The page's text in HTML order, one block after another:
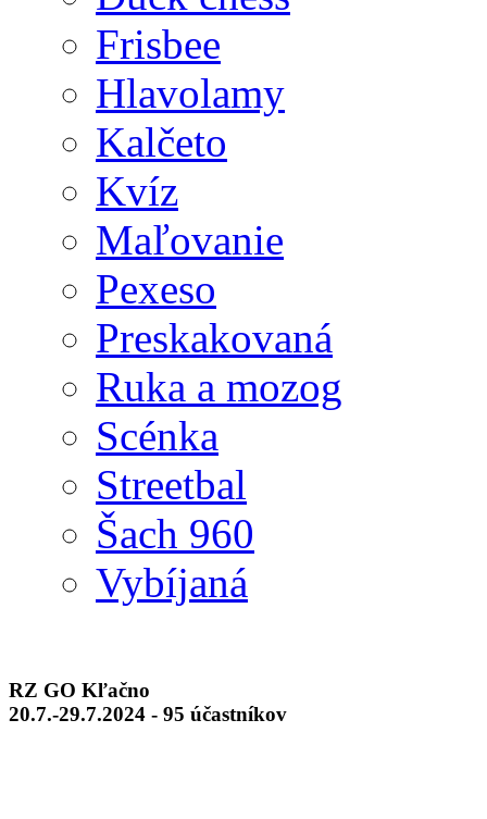
Frisbee
Hlavolamy
Kalčeto
Kvíz
Maľovanie
Pexeso
Preskakovaná
Ruka a mozog
Scénka
Streetbal
Šach 960
Vybíjaná
RZ GO Kľačno
20.7.-29.7.2024 - 95 účastníkov